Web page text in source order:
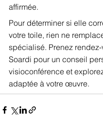
affirmée.
Pour déterminer si elle
votre toile, rien ne
spécialisé. Prenez
Soardi pour un conseil
visioconférence et
adaptée à votre œuvre.